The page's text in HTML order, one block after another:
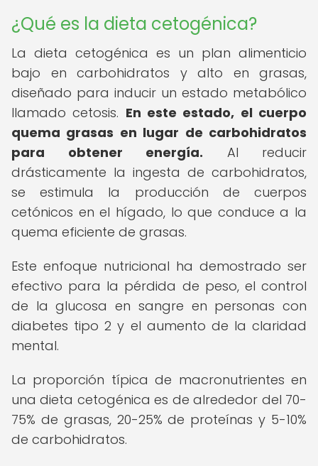
¿Qué es la dieta cetogénica?
La dieta cetogénica es un plan alimenticio
bajo en carbohidratos y alto en grasas,
diseñado para inducir un estado metabólico
llamado cetosis. En este estado, el cuerpo
quema grasas en lugar de carbohidratos
para obtener energía. Al reducir
drásticamente la ingesta de carbohidratos,
se estimula la producción de cuerpos
cetónicos en el hígado, lo que conduce a la
quema eficiente de grasas.
Este enfoque nutricional ha demostrado ser
efectivo para la pérdida de peso, el control
de la glucosa en sangre en personas con
diabetes tipo 2 y el aumento de la claridad
mental.
La proporción típica de macronutrientes en
una dieta cetogénica es de alrededor del 70-
75% de grasas, 20-25% de proteínas y 5-10%
de carbohidratos.